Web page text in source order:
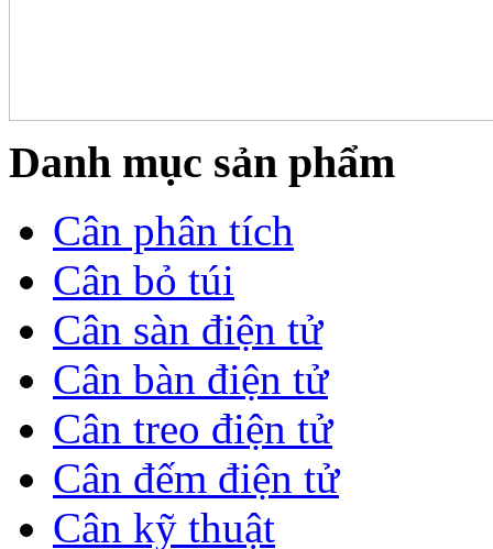
Danh mục sản phẩm
Cân phân tích
Cân bỏ túi
Cân sàn điện tử
Cân bàn điện tử
Cân treo điện tử
Cân đếm điện tử
Cân kỹ thuật